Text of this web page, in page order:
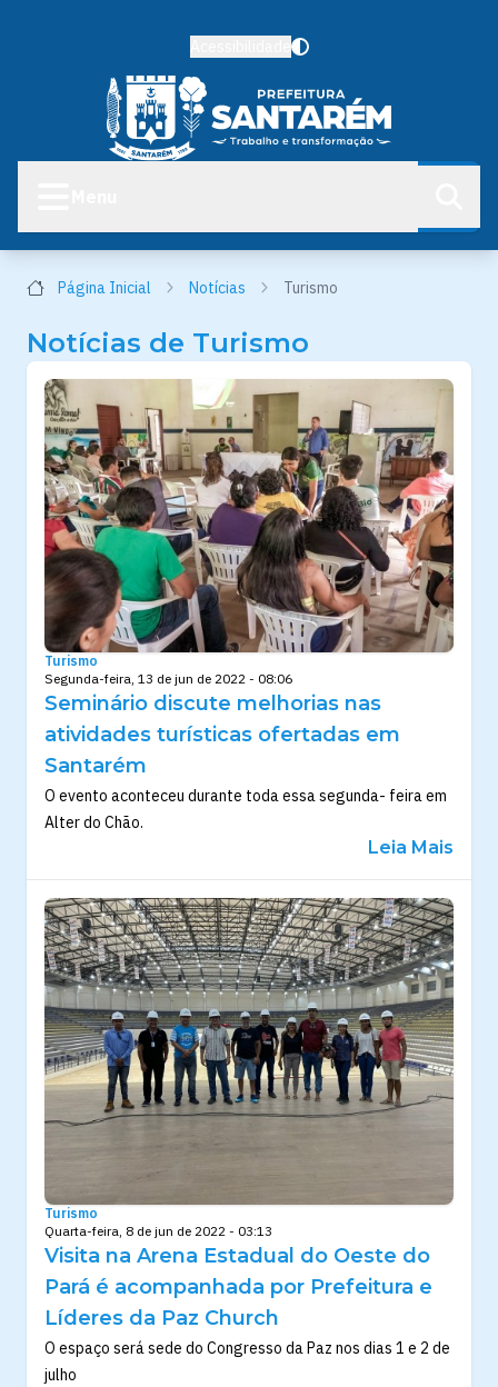
Página Inicial Notícias Turismo
Notícias de Turismo
Turismo
Segunda-feira, 13 de jun de 2022 - 08:06
Seminário discute melhorias nas
atividades turísticas ofertadas em
Santarém
O evento aconteceu durante toda essa segunda- feira em
Alter do Chão.
Leia Mais
Turismo
Quarta-feira, 8 de jun de 2022 - 03:13
Visita na Arena Estadual do Oeste do
Pará é acompanhada por Prefeitura e
Líderes da Paz Church
O espaço será sede do Congresso da Paz nos dias 1 e 2 de
julho